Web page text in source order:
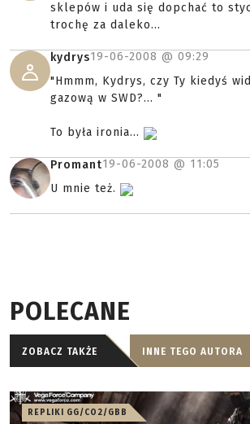
sklepów i uda się dopchać to
trochę za daleko...
kydrys19-06-2008 @ 09:29
"Hmmm, Kydrys, czy Ty kiedyś
gazową w SWD?... "
To była ironia...
Promant19-06-2008 @ 11:05
U mnie też.
POLECANE
ZOBACZ TAKŻE INNE TEGO AUTORA
REPLIKI GG/CO2/GBB